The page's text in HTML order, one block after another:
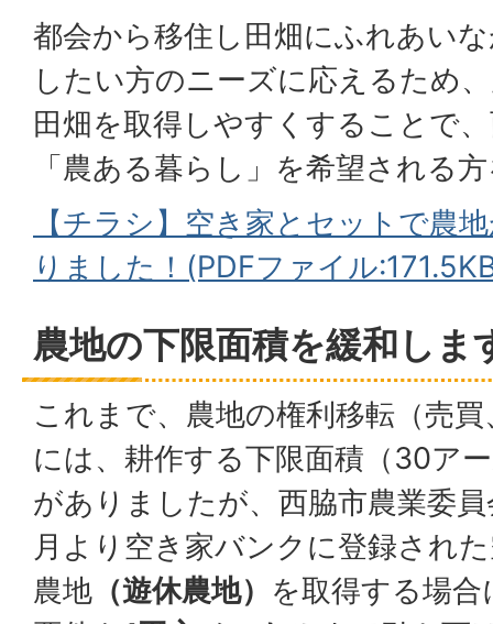
都会から移住し田畑にふれあい
したい方のニーズに応えるため
田畑を取得しやすくすることで
「農ある暮らし」を希望される
【チラシ】空き家とセットで農
りました！(PDFファイル
農地の下限面積を緩和しま
これまで、農地の権利移転（売
には、耕作する下限面積（30ア
がありましたが、西脇市農業委
月より空き家バンクに登録され
農地 （遊休農地） を取得する場